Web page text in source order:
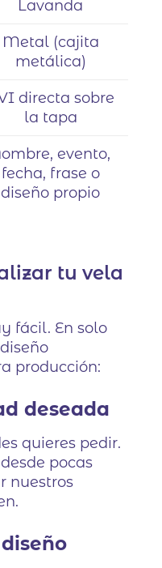
Lavanda
Metal (cajita
metálica)
directa sobre
la tapa
evento,
fecha, frase o
diseño propio
tu vela
fácil. En solo
producción:
deseada
quieres pedir.
pocas
nuestros